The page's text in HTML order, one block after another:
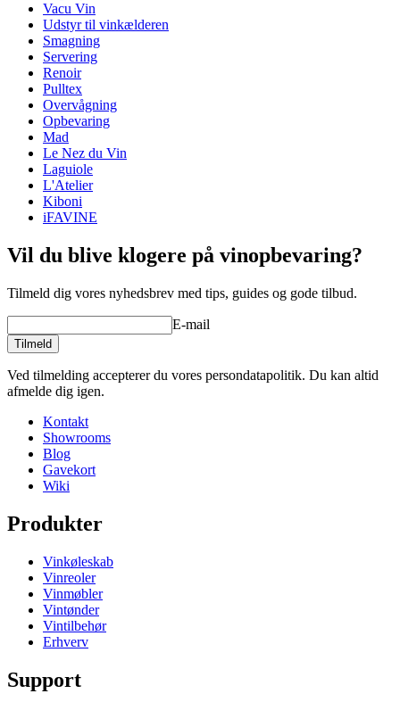
Vacu Vin
Udstyr til vinkælderen
Smagning
Servering
Renoir
Pulltex
Overvågning
Opbevaring
Mad
Le Nez du Vin
Laguiole
L'Atelier
Kiboni
iFAVINE
Vil du blive klogere på vinopbevaring?
Tilmeld dig vores nyhedsbrev med tips, guides og gode tilbud.
E-mail
Tilmeld
Ved tilmelding accepterer du vores persondatapolitik. Du kan altid
afmelde dig igen.
Kontakt
Showrooms
Blog
Gavekort
Wiki
Produkter
Vinkøleskab
Vinreoler
Vinmøbler
Vintønder
Vintilbehør
Erhverv
Support